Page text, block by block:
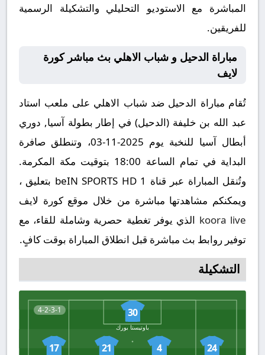
المباشرة مع الاستوديو التحليلي والتشكيلة الرسمية
للفريقين.
مباراة الدحيل و شباب الاهلي بث مباشر كورة
لايف
تُقام مباراة الدحيل ضد شباب الاهلي على ملعب استاد
عبد الله بن خليفة (الدحيل) في إطار بطولة آسيا, دوري
أبطال آسيا للنخبة يوم 2025-11-03، وتنطلق صافرة
البداية في تمام الساعة 18:00 بتوقيت مكة المكرمة.
وتُنقل المباراة عبر قناة beIN SPORTS HD 1 بتعليق ،
ويمكنكم مشاهدتها مباشرة من خلال موقع كورة لايف
koora live الذي يوفر تغطية حصرية وشاملة للقاء، مع
توفير روابط بث مباشرة قبل انطلاق المباراة بوقت كافٍ.
التشكيلة
4-2-3-1 30
باوتيستا بورك
24
4
21
17